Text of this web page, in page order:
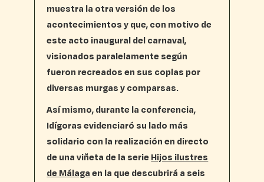
muestra la otra versión de los
acontecimientos y que, con motivo de
este acto inaugural del carnaval,
visionados paralelamente según
fueron recreados en sus coplas por
diversas murgas y comparsas.
Así mismo, durante la conferencia,
Idígoras evidenciaró su lado más
solidario con la realización en directo
de una viñeta de la serieHijos ilustres
de Málagaen la que descubrirá a seis